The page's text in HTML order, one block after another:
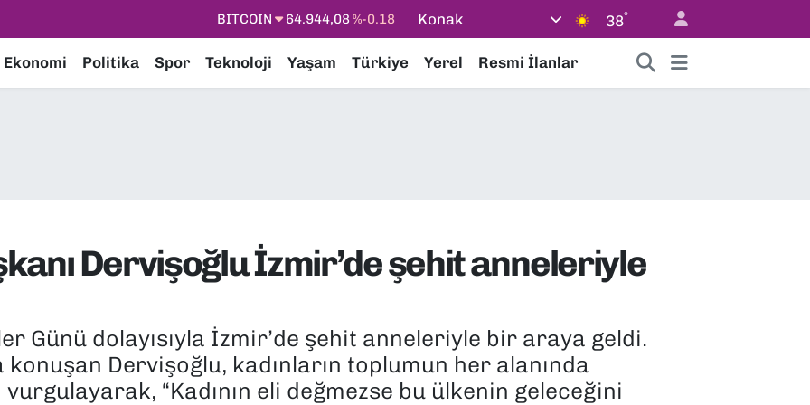
DOLAR 47,7436%0.18
STERLİN
64,4811%0.38
Konak 38°
Ekonomi Politika Spor Teknoloji Yaşam Türkiye Yerel Resmi İlanlar
Dervişoğlu İzmir’de şehit anneleriyle
Günü dolayısıyla İzmir’de şehit anneleriyle bir araya geldi.
Dervişoğlu, kadınların toplumun her alanında
“Kadının eli değmezse bu ülkenin geleceğini